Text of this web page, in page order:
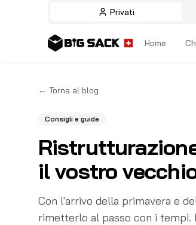
Privati
Home
← Torna al blog
Consigli e guide
il vostro
Con l'arrivo della primavera e
rimetterlo al passo con i tempi.